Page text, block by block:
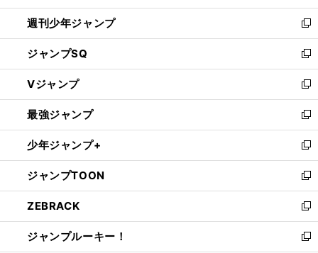
開
く
週刊少年ジャンプ
新
し
い
ウ
ィ
ン
ド
ウ
で
開
く
ジャンプSQ
新
し
い
ウ
ィ
ン
ド
ウ
で
開
く
Vジャンプ
新
し
い
ウ
ィ
ン
ド
ウ
で
開
く
最強ジャンプ
新
し
い
ウ
ィ
ン
ド
ウ
で
少年ジャンプ+
新
し
い
ウ
ィ
ン
ド
ジャンプTOON
新
し
い
ウ
ィ
ZEBRACK
新
し
い
ジャンプルーキー！
新